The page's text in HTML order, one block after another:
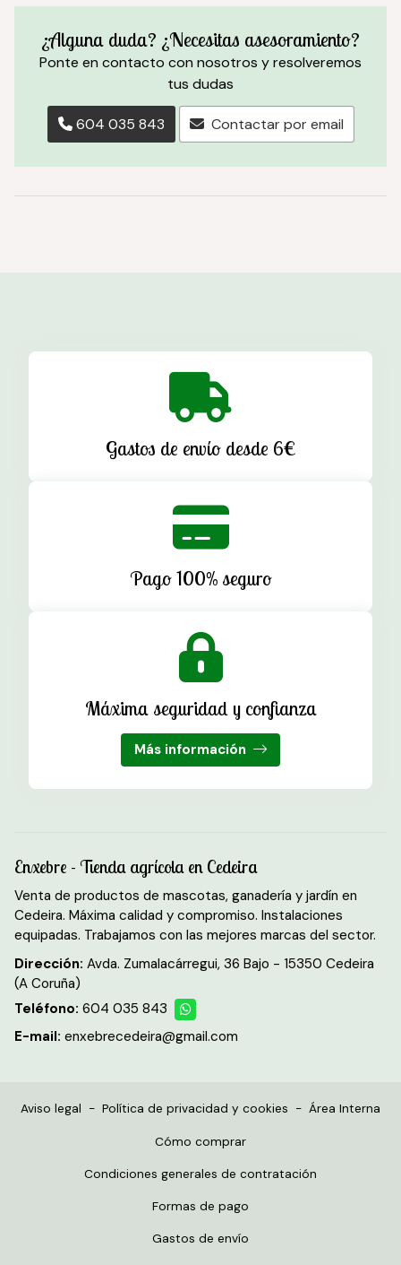
¿Alguna duda? ¿Necesitas asesoramiento?
Ponte en contacto con nosotros y resolveremos
tus dudas
604 035 843 Contactar por email
Gastos de envío desde 6€
Pago 100% seguro
Máxima seguridad y confianza
Más información
Enxebre - Tienda agrícola en Cedeira
Venta de productos de mascotas, ganadería y jardín en
Cedeira. Máxima calidad y compromiso. Instalaciones
equipadas. Trabajamos con las mejores marcas del sector.
Dirección: Avda. Zumalacárregui, 36 Bajo - 15350 Cedeira
(A Coruña)
Teléfono: 604 035 843
E-mail: enxebrecedeira@gmail.com
Aviso legal - Política de privacidad y cookies - Área Interna
Cómo comprar
Condiciones generales de contratación
Formas de pago
Gastos de envío